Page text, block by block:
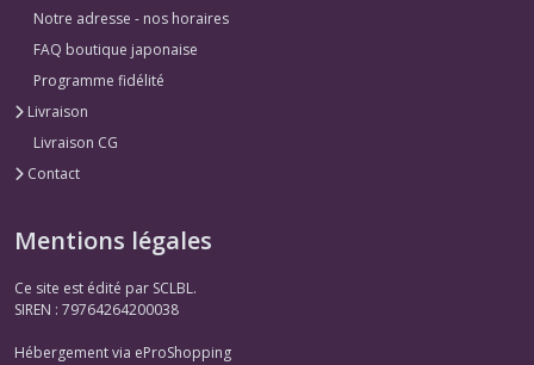
Notre adresse - nos horaires
FAQ boutique japonaise
Programme fidélité
Livraison
Livraison CG
Contact
Mentions légales
Ce site est édité par SCLBL.
SIREN : 79764264200038
Hébergement via eProShopping